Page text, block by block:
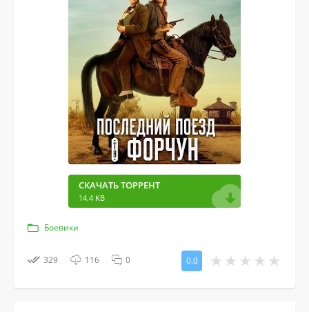
СКАЧАТЬ ТОРРЕНТ
14.4 KB
Боевики
329 116 0 0.0